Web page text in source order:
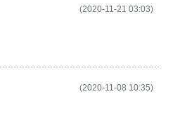
(2020-11-21 03:03)
(2020-11-08 10:35)